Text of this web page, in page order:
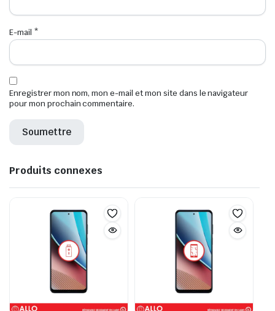
E-mail *
Enregistrer mon nom, mon e-mail et mon site dans le navigateur
pour mon prochain commentaire.
Produits connexes